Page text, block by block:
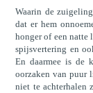
Waarin de
dat er hem
honger of een natte
spijsvertering en
En daarmee is de
oorzaken van puur
niet te achterhalen